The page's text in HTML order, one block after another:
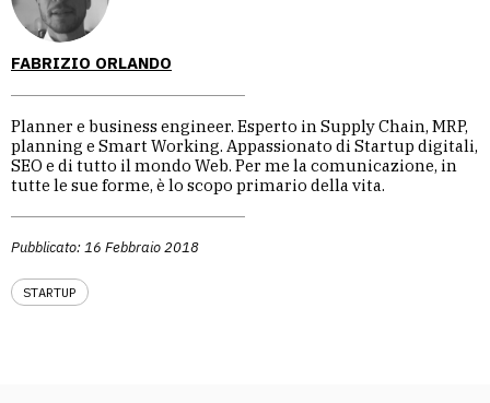
FABRIZIO ORLANDO
Planner e business engineer. Esperto in Supply Chain, MRP,
planning e Smart Working. Appassionato di Startup digitali,
SEO e di tutto il mondo Web. Per me la comunicazione, in
tutte le sue forme, è lo scopo primario della vita.
Pubblicato: 16 Febbraio 2018
STARTUP